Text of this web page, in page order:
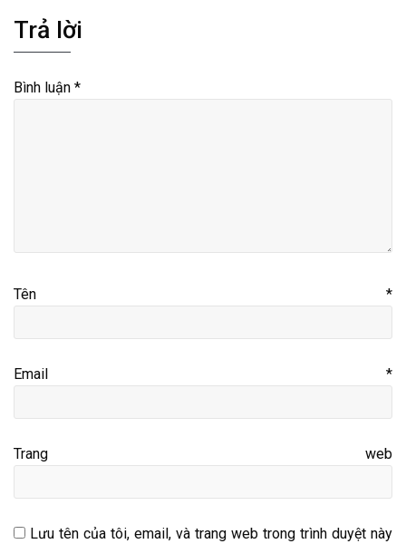
Trả lời
Bình luận *
Tên *
Email *
Trang web
Lưu tên của tôi, email, và trang web trong trình duyệt này